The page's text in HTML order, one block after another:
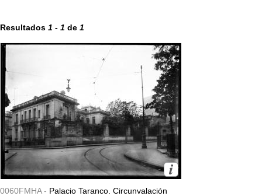
Resultados 1 - 1 de 1
0060FMHA - Palacio Taranco. Circunvalación